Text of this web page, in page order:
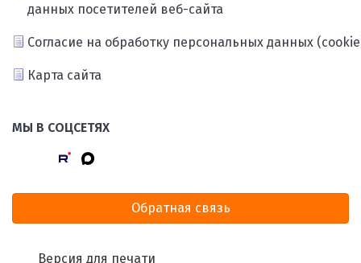
данных посетителей веб-сайта
Согласие на обработку персональных данных
Карта сайта
МЫ В СОЦСЕТЯХ
Обратная связь
Версия для печати